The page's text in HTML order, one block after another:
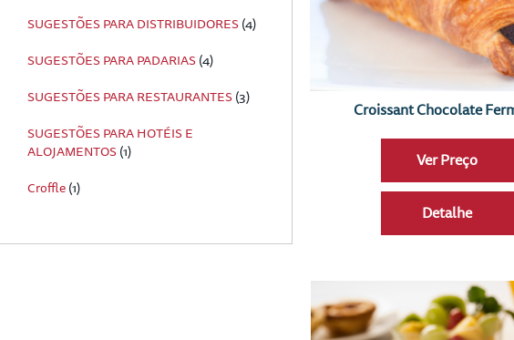
SUGESTÕES PARA DISTRIBUIDORES (4)
SUGESTÕES PARA PADARIAS (4)
SUGESTÕES PARA RESTAURANTES (3)
SUGESTÕES PARA HOTÉIS E
ALOJAMENTOS (1)
Croffle (1)
Croissant Chocolate
Ver Preço
Detalhe